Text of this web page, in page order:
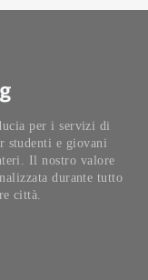
per i servizi di
studenti e giovani
Il nostro valore
durante tutto
città.